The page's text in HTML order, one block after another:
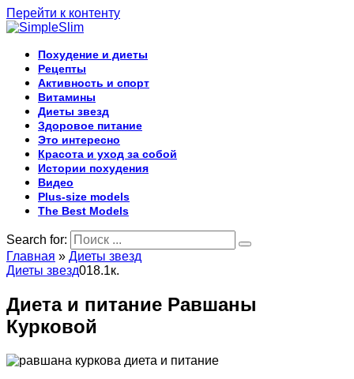
Перейти к контенту
Похудение и диеты
Рецепты
Активность и спорт
Витамины
Диеты звезд
Здоровое питание
Это интересно
Красота и уход за собой
Истории похудения
Видео
Plus-size models
The Best Models
Search for:
Главная » Диеты звезд
Диеты звезд018.1к.
Диета и питание Равшаны
Курковой